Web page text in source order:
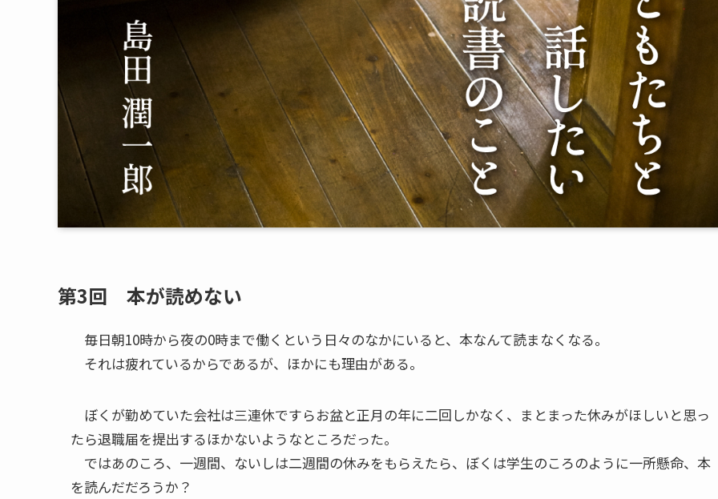
第3回 本が読めない
毎日朝10時から夜の0時まで働くという日々のなかにいると、本なんて読まなくなる。
それは疲れているからであるが、ほかにも理由がある。
ぼくが勤めていた会社は三連休ですらお盆と正月の年に二回しかなく、まとまった休みがほしいと思っ
たら退職届を提出するほかないようなところだった。
ではあのころ、一週間、ないしは二週間の休みをもらえたら、ぼくは学生のころのように一所懸命、本
を読んだだろうか？